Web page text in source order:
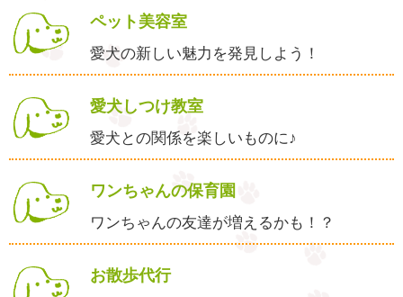
ペット美容室
愛犬の新しい魅力を発見しよう！
愛犬しつけ教室
愛犬との関係を楽しいものに♪
ワンちゃんの保育園
ワンちゃんの友達が増えるかも！？
お散歩代行